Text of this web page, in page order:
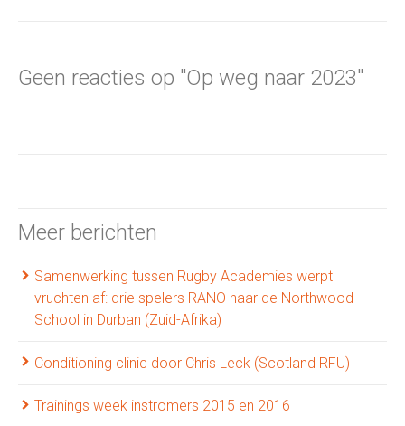
Geen reacties op "Op weg naar 2023"
Meer berichten
Samenwerking tussen Rugby Academies werpt
vruchten af: drie spelers RANO naar de Northwood
School in Durban (Zuid-Afrika)
Conditioning clinic door Chris Leck (Scotland RFU)
Trainings week instromers 2015 en 2016